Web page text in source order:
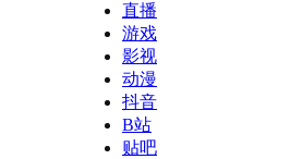
直播
游戏
影视
动漫
抖音
B站
贴吧